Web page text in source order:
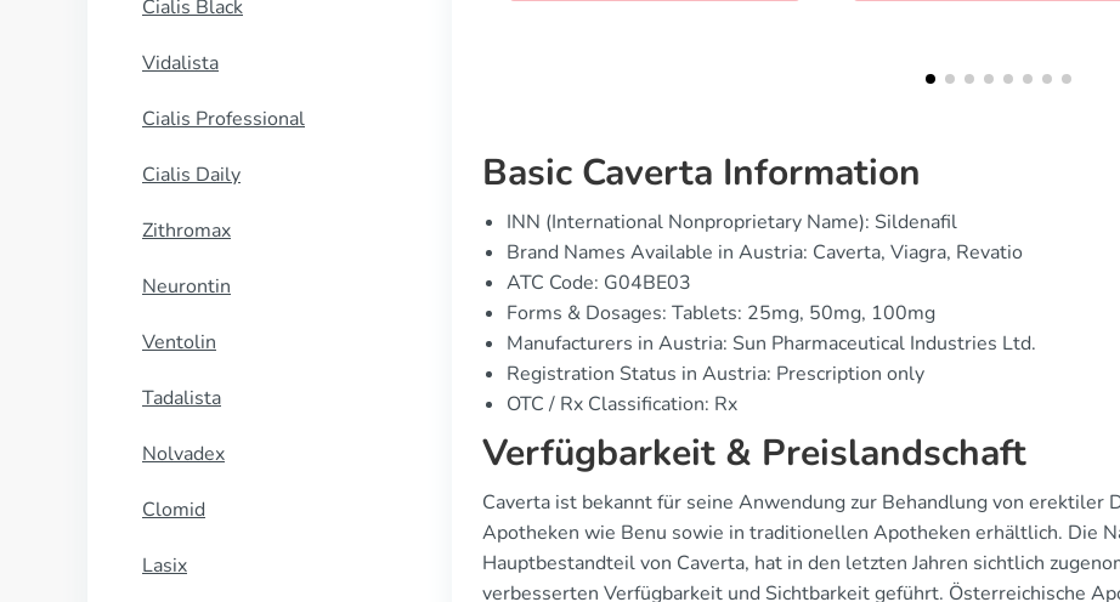
Cialis Black
Vidalista
Cialis Professional
Cialis Daily
Zithromax
Neurontin
Ventolin
Tadalista
Nolvadex
Clomid
Lasix
Basic Caverta Information
INN (International Nonproprietary Name): Sildenafil
Brand Names Available in Austria: Caverta, Viagra, Revatio
ATC Code: G04BE03
Forms & Dosages: Tablets: 25mg, 50mg, 100mg
Manufacturers in Austria: Sun Pharmaceutical Industries Ltd.
Registration Status in Austria: Prescription only
OTC / Rx Classification: Rx
Verfügbarkeit & Preislandschaft
Caverta ist bekannt für seine Anwendung zur Behandlung von erektiler
Apotheken wie Benu sowie in traditionellen Apotheken erhältlich. Die
Hauptbestandteil von Caverta, hat in den letzten Jahren sichtlich
verbesserten Verfügbarkeit und Sichtbarkeit geführt. Österreichische